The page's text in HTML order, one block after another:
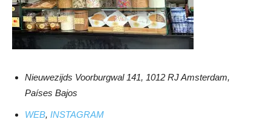
Nieuwezijds Voorburgwal 141, 1012 RJ Amsterdam,
Países Bajos
WEB, INSTAGRAM